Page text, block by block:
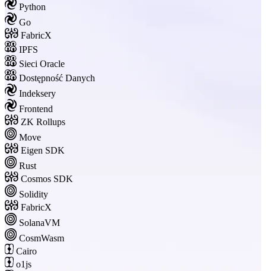
Python
Go
FabricX
IPFS
Sieci Oracle
Dostępność Danych
Indeksery
Frontend
ZK Rollups
Move
Eigen SDK
Rust
Cosmos SDK
Solidity
FabricX
SolanaVM
CosmWasm
Cairo
o1js